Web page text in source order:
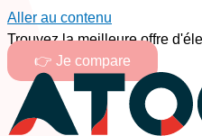
Aller au contenu
Trouvez la meilleure offre
👉 Je compare